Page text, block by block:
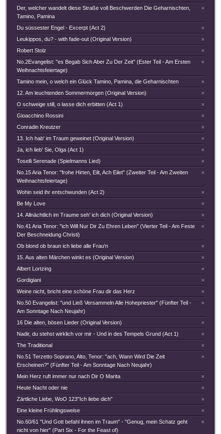
×
Der, welcher wandelt diese Straße voll Beschwerden Die Geharnischten,
Tamino, Pamina
×
Du süssester Engel - Excerpt (Act 2)
×
Leukippos, du? - with fade-out (Original Version)
×
Robert Stolz
×
No.2Evangelist: "es Begab Sich Aber Zu Der Zeit" (Ester Teil - Am Ersten
Weihnachtsfeiertage)
×
Tamino mein, o welch ein Glück Tamino, Pamina, die Geharnischten
×
12. Am leuchtenden Sommermorgen (Original Version)
×
O schweige still, o lasse dich erbitten (Act 1)
×
Gioacchino Rossini
×
Conradin Kreutzer
×
13. Ich hab' im Traum geweinet (Original Version)
×
Ja, ich lieb' Sie, Olga (Act 1)
×
Toselli Serenade (Spielmanns Lied)
×
No.15 Aria Tenor: "frohe Hirten, Eilt, Ach Eilet" (Zweiter Teil - Am Zweiten
Weihnachtsfeiertage)
×
Wohin seid ihr entschwunden (Act 2)
×
Be My Love
×
14. Allnächtlich im Traume seh' ich dich (Original Version)
×
No.41 Aria Tenor: "ich Will Nur Dir Zu Ehren Leben" (Vierter Teil - Am Feste
Der Beschneidung Christi)
×
Ob blond ob braun ich liebe alle Frau'n
×
15. Aus alten Märchen winkt es (Original Version)
×
Albert Lortzing
×
Gordigiani
×
Weine nicht, bricht eine schöne Frau dir das Herz
×
No.50 Evangelist: "und Ließ Versammeln Alle Hohepriester" (Fünfter Teil -
Am Sonntage Nach Neujahr)
×
16 Die alten, bösen Lieder (Original Version)
×
Nadir, du stehst wirklich vor mir - Und in des Tempels Grund (Act 1)
×
The Traditional
×
No.51 Terzetto Soprano, Alto, Tenor: "ach, Wann Wird Die Zeit
Erscheinen?" (Fünfter Teil - Am Sonntage Nach Neujahr)
×
Mein Herz ruft immer nur nach Dir O Marita
×
Heute Nacht oder nie
×
Zärtliche Liebe, WoO 123"Ich liebe dich"
×
Eine kleine Frühlingsweise
×
No.60/61 "Und Gott befahl ihnen im Traum" - "Genug, mein Schatz geht
nicht von hier" (Part Six - For the Feast of)